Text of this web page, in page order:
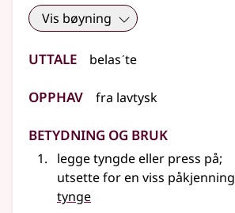
Vis bøyning
Uttale belasˊte
Opphav fra lavtysk
Betydning og bruk
legge tyngde eller press på;
utsette for en viss påkjenning
tynge